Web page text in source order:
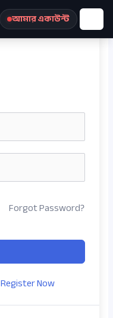
আমার একাউন্ট
Forgot Password?
Register Now